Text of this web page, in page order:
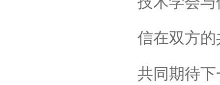
信在双方
共同期待